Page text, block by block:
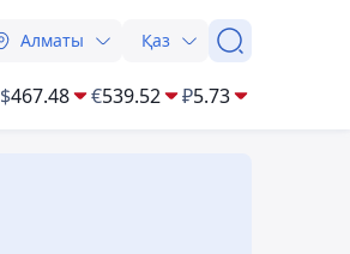
Алматы Қаз
$467.48 €539.52 ₽5.73